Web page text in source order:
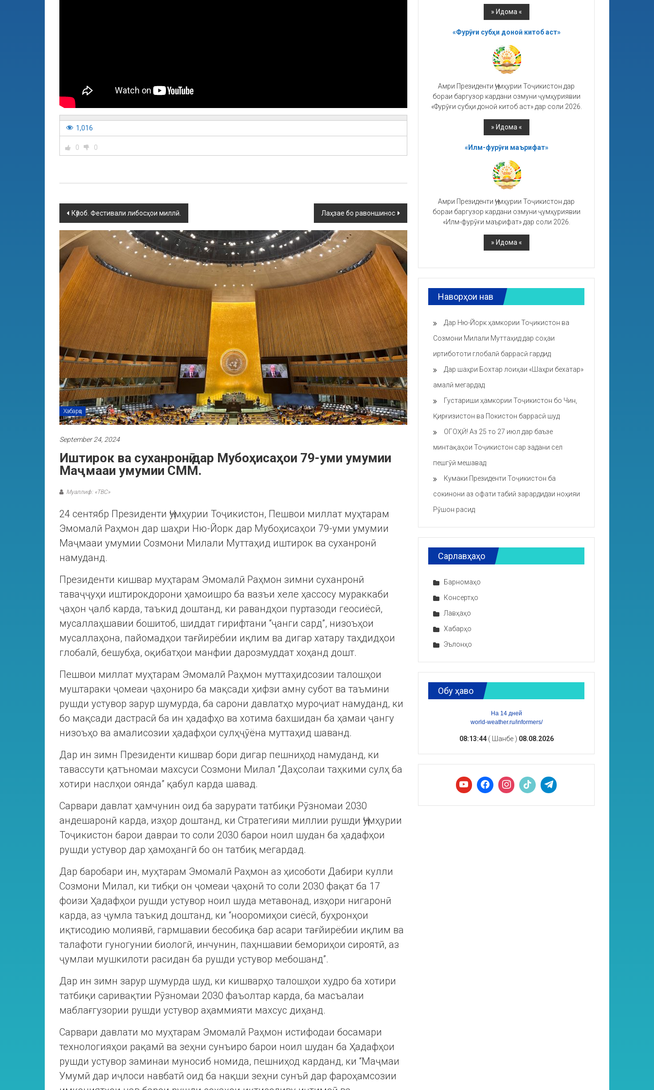
1,016
0 0
Кӯлоб. Фестивали либосҳои миллӣ. Лаҳзае бо равоншинос
Хабарҳо
September 24, 2024
Иштирок ва суханронӣ дар Мубоҳисаҳои 79-уми умумии
Маҷмааи умумии СММ.
Муаллиф: «ТВС»
24 сентябр Президенти Ҷумҳурии Тоҷикистон, Пешвои миллат муҳтарам
Эмомалӣ Раҳмон дар шаҳри Ню-Йорк дар Мубоҳисаҳои 79-уми умумии
Маҷмааи умумии Созмони Милали Муттаҳид иштирок ва суханронӣ
намуданд.
Президенти кишвар муҳтарам Эмомалӣ Раҳмон зимни суханронӣ
таваҷҷуҳи иштирокдорони ҳамоишро ба вазъи хеле ҳассосу мураккаби
ҷаҳон ҷалб карда, таъкид доштанд, ки равандҳои пуртазоди геосиёсӣ,
мусаллаҳшавии бошитоб, шиддат гирифтани “ҷанги сард”, низоъҳои
мусаллаҳона, пайомадҳои тағйирёбии иқлим ва дигар хатару таҳдидҳои
глобалӣ, бешубҳа, оқибатҳои манфии дарозмуддат хоҳанд дошт.
Пешвои миллат муҳтарам Эмомалӣ Раҳмон муттаҳидсозии талошҳои
муштараки ҷомеаи ҷаҳониро ба мақсади ҳифзи амну субот ва таъмини
рушди устувор зарур шумурда, ба сарони давлатҳо муроҷиат намуданд, ки
бо мақсади дастрасӣ ба ин ҳадафҳо ва хотима бахшидан ба ҳамаи ҷангу
низоъҳо ва амалисозии ҳадафҳои сулҳҷӯёна муттаҳид шаванд.
Дар ин зимн Президенти кишвар бори дигар пешниҳод намуданд, ки
тавассути қатъномаи махсуси Созмони Милал “Даҳсолаи таҳкими сулҳ ба
хотири наслҳои оянда” қабул карда шавад.
Сарвари давлат ҳамчунин оид ба зарурати татбиқи Рӯзномаи 2030
андешаронӣ карда, изҳор доштанд, ки Стратегияи миллии рушди Ҷумҳурии
Тоҷикистон барои давраи то соли 2030 барои ноил шудан ба ҳадафҳои
рушди устувор дар ҳамоҳангӣ бо он татбиқ мегардад.
Дар баробари ин, муҳтарам Эмомалӣ Раҳмон аз ҳисоботи Дабири кулли
Созмони Милал, ки тибқи он ҷомеаи ҷаҳонӣ то соли 2030 фақат ба 17
фоизи Ҳадафҳои рушди устувор ноил шуда метавонад, изҳори нигаронӣ
карда, аз ҷумла таъкид доштанд, ки “нооромиҳои сиёсӣ, буҳронҳои
иқтисодию молиявӣ, гармшавии бесобиқа бар асари тағйирёбии иқлим ва
талафоти гуногунии биологӣ, инчунин, паҳншавии бемориҳои сироятӣ, аз
ҷумлаи мушкилоти расидан ба рушди устувор мебошанд”.
Дар ин зимн зарур шумурда шуд, ки кишварҳо талошҳои худро ба хотири
татбиқи саривақтии Рӯзномаи 2030 фаъолтар карда, ба масъалаи
маблағгузории рушди устувор аҳаммияти махсус диҳанд.
Сарвари давлати мо муҳтарам Эмомалӣ Раҳмон истифодаи босамари
технологияҳои рақамӣ ва зеҳни сунъиро барои ноил шудан ба Ҳадафҳои
рушди устувор заминаи муносиб номида, пешниҳод карданд, ки “Маҷмаи
Умумӣ дар иҷлоси навбатӣ оид ба нақши зеҳни сунъӣ дар фароҳамсозии
«Фурӯғи субҳи доноӣ китоб аст»
Амри Президенти Ҷумҳурии Тоҷикистон дар
бораи баргузор кардани озмуни ҷумҳуриявии
«Фурӯғи субҳи доноӣ китоб аст» дар соли 2026.
«Илм-фурӯғи маърифат»
Амри Президенти Ҷумҳурии Тоҷикистон дар
бораи баргузор кардани озмуни ҷумҳуриявии
«Илм-фурӯғи маърифат» дар соли 2026.
Наворҳои нав
Дар Ню-Йорк ҳамкории Тоҷикистон ва
Созмони Милали Муттаҳид дар соҳаи
иртибототи глобалӣ баррасӣ гардид
Дар шаҳри Бохтар лоиҳаи «Шаҳри бехатар»
амалӣ мегардад
Густариши ҳамкории Тоҷикистон бо Чин,
Қирғизистон ва Покистон баррасӣ шуд
ОГОҲӢ! Аз 25 то 27 июл дар баъзе
минтақаҳои Тоҷикистон сар задани сел
пешгӯӣ мешавад
Кумаки Президенти Тоҷикистон ба
сокинони аз офати табиӣ зарардидаи ноҳияи
Рӯшон расид
Сарлавҳаҳо
Барномаҳо
Консертҳо
Лавҳаҳо
Хабарҳо
Эълонҳо
Обу ҳаво
На 14 дней
world-weather.ru/informers/
08:13:45( Шанбе ) 08.08.2026